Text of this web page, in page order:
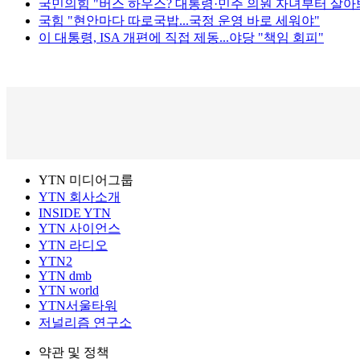
국민의힘 "버스 하우스? 대통령·민주 의원 자녀부터 살
국힘 "현안마다 따로국밥...국정 운영 바로 세워야"
이 대통령, ISA 개편에 직접 제동...야당 "책임 회피"
YTN 미디어그룹
YTN 회사소개
INSIDE YTN
YTN 사이언스
YTN 라디오
YTN2
YTN dmb
YTN world
YTN서울타워
저널리즘 연구소
약관 및 정책